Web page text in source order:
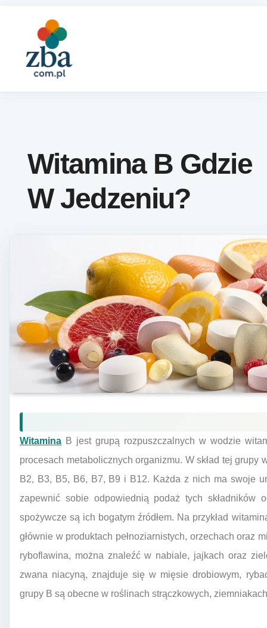
Witamina B Gdzie
W Jedzeniu?
Witamina B jest grupą rozpuszczalnych w wodzie
procesach metabolicznych organizmu. W skład tej
B2, B3, B5, B6, B7, B9 i B12. Każda z nich ma swoje
zapewnić sobie odpowiednią podaż tych składników
spożywcze są ich bogatym źródłem. Na przykład
głównie w produktach pełnoziarnistych, orzechach oraz
ryboflawina, można znaleźć w nabiale, jajkach oraz
zwana niacyną, znajduje się w mięsie drobiowym,
grupy B są obecne w roślinach strączkowych,